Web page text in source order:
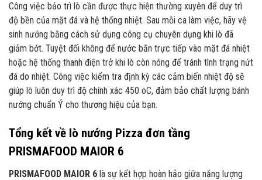
Công việc bảo trì lò cần được thực hiện thường xuyên để duy trì
độ bền của mặt đá và hệ thống nhiệt. Sau mỗi ca làm việc, hãy vệ
sinh nướng bằng cách sử dụng công cụ chuyên dụng khi lò đã
giảm bớt. Tuyệt đối không để nước bắn trực tiếp vào mặt đá nhiệt
hoặc hệ thống thanh điện trở khi lò còn nóng để tránh tình trạng nứt
đá do nhiệt. Công việc kiểm tra định kỳ các cảm biến nhiệt độ sẽ
giúp lò luôn duy trì độ chính xác 450 oC, đảm bảo chất lượng bánh
nướng chuẩn Ý cho thương hiệu của bạn.
Tổng kết về lò nướng Pizza đơn tầng
PRISMAFOOD MAIOR 6
PRISMAFOOD MAIOR 6 là sự kết hợp hoàn hảo giữa năng lượng